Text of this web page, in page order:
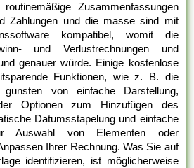
Zusammenfassungen
Zahlungen und die masse sind mit
kompatibel, womit die
und Verlustrechnungen und
genauer würde. Einige kostenlose
Funktionen, wie z. B. die
gunsten von einfache Darstellung,
Optionen zum Hinzufügen des
Datumsstapelung und einfache
Auswahl von Elementen oder
Ihrer Rechnung. Was Sie auf
identifizieren, ist möglicherweise